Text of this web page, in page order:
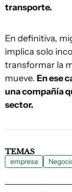
transporte.
En definitiva,
implica solo
transformar la
mueve. En ese
una compañía
sector.
TEMAS
empresa